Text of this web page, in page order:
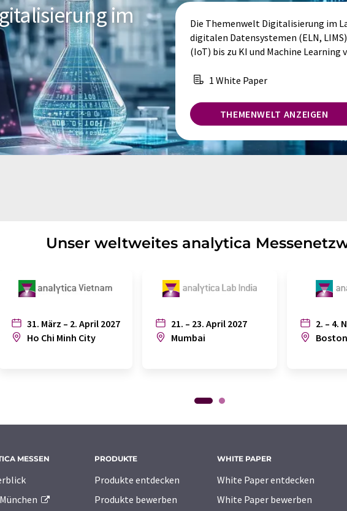
im
Die Themenwelt Digitalisierung im
digitalen Datensystemen (ELN,
(IoT) bis zu KI und Machine Learning
1 White Paper
THEMENWELT ANZEIGEN
Unser weltweites analytica
31. März – 2. April 2027
Ho Chi Minh City
21. – 23. April 2027
Mumbai
2. – 4.
Boston
MESSEN PRODUKTE
Produkte entdecken
Produkte bewerben
WHITE PAPER
White Paper entdecken
White Paper bewerben